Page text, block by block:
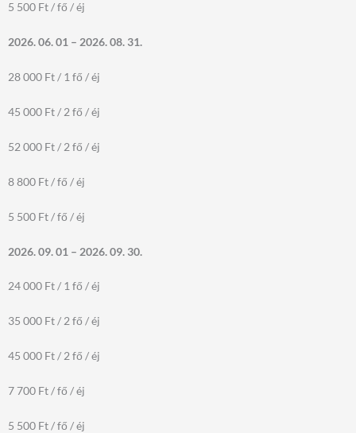
5 500 Ft / fő / éj
2026. 06. 01 – 2026. 08. 31.
28 000 Ft / 1 fő / éj
45 000 Ft / 2 fő / éj
52 000 Ft / 2 fő / éj
8 800 Ft / fő / éj
5 500 Ft / fő / éj
2026. 09. 01 – 2026. 09. 30.
24 000 Ft / 1 fő / éj
35 000 Ft / 2 fő / éj
45 000 Ft / 2 fő / éj
7 700 Ft / fő / éj
5 500 Ft / fő / éj